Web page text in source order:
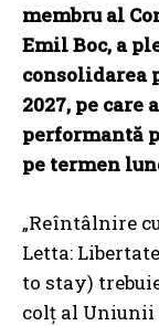
membru al
Emil Boc, a
consolidarea
2027, pe care
performantă
pe termen
„Reîntâlnire
Letta:
to stay)
colț al Uniunii